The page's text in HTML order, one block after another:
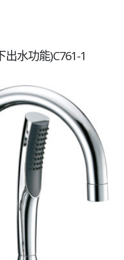
水功能)C761-1